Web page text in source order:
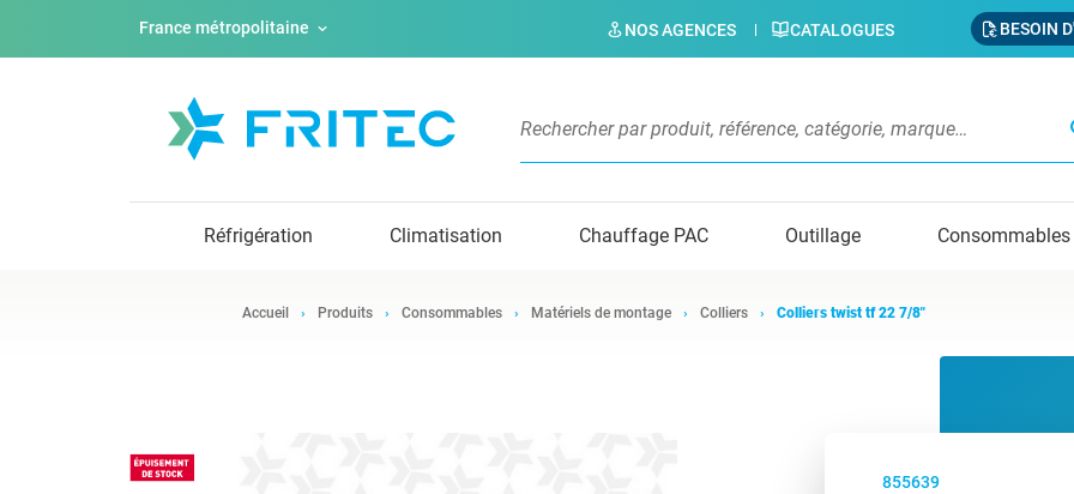
France métropolitaine NOS AGENCES CATALOGUES BESOIN
Réfrigération Climatisation Chauffage PAC Outillage Consommables
Accueil Produits Consommables Matériels de montage Colliers Colliers twist tf 22 7/8"
855639